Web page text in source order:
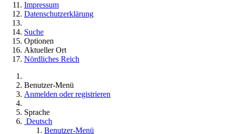
Impressum
Datenschutzerklärung
Suche
Optionen
Aktueller Ort
Nördliches Reich
Benutzer-Menü
Anmelden oder registrieren
Sprache
Deutsch
Benutzer-Menü